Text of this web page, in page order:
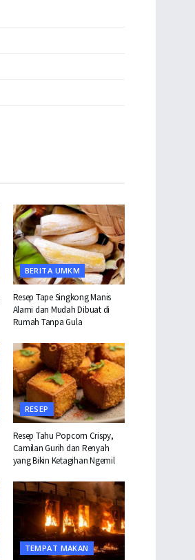
BERITA UMKM
Resep Tape Singkong Manis
Alami dan Mudah Dibuat di
Rumah Tanpa Gula
RESEP
Resep Tahu Popcorn Crispy,
Camilan Gurih dan Renyah
yang Bikin Ketagihan Ngemil
TEMPAT MAKAN